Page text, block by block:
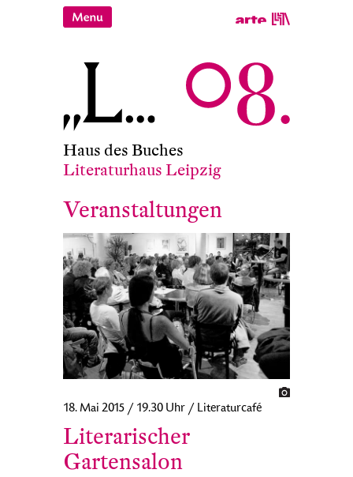
Haus des Buches
Literaturhaus Leipzig
Veranstaltungen
18. Mai 2015 / 19.30 Uhr / Literaturcafé
Literarischer
Gartensalon